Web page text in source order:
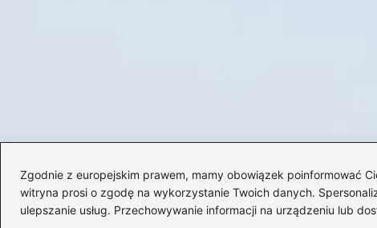
Zgodnie z europejskim prawem, mamy obowiązek poinformować
witryna prosi o zgodę na wykorzystanie Twoich danych.
ulepszanie usług. Przechowywanie informacji na urządzeniu lub